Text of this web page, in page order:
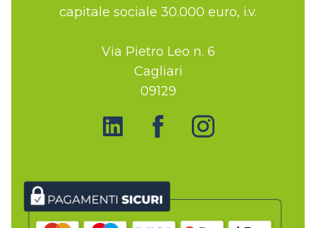
capitale sociale 30.000 euro, i.v.
Via Pietro Leo n. 6
Cagliari
09129